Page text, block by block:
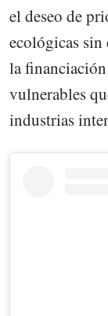
el deseo de
ecológicas sin
la
vulnerables
industrias